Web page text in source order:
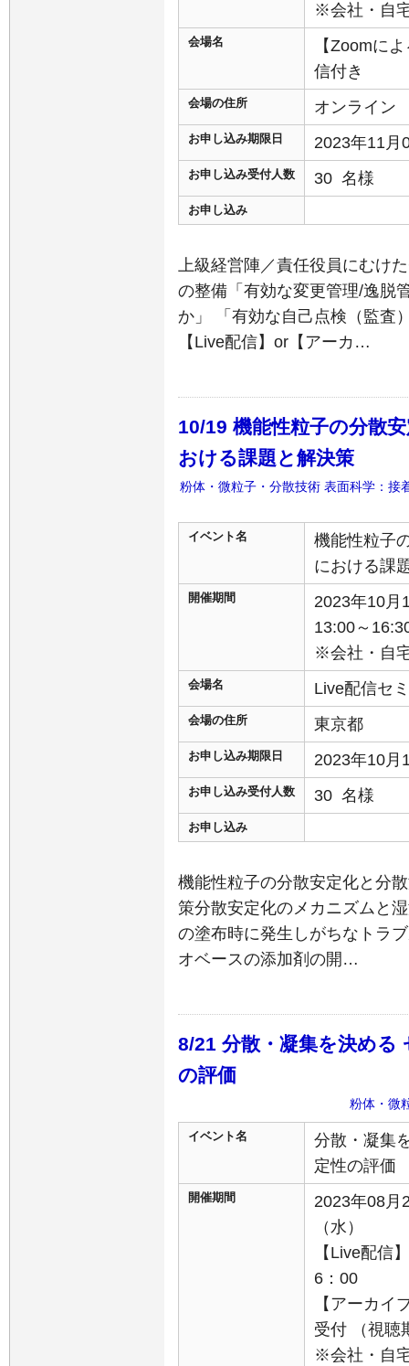
※会社・自
会場名
【Zoomに
信付き
会場の住所 オンライン
お申し込み期限日 2023年11月
お申し込み受付人数 30 名様
お申し込み
上級経営陣／責任役員にむけ
の整備「有効な変更管理/逸脱
か」 「有効な自己点検（監査
【Live配信】or【アーカ…
10/19 機能性粒子の分散
おける課題と解決策
粉体・微粒子・分散技術 表面科学：接
イベント名
機能性粒子
における課
開催期間
2023年10月
13:00～
※会社・自
会場名 Live配信セ
会場の住所 東京都
お申し込み期限日 2023年10月
お申し込み受付人数 30 名様
お申し込み
機能性粒子の分散安定化と分
策分散安定化のメカニズムと
の塗布時に発生しがちなトラ
オベースの添加剤の開…
8/21 分散・凝集を決める
の評価
粉体・微
イベント名
分散・凝集
定性の評価
開催期間
2023年08月
（水）
【Live配信
6：00
【アーカイ
受付 （視聴
※会社・自